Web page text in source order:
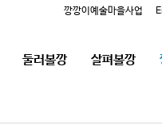
깡깡이예술마을사업
둘러볼깡 살펴볼깡